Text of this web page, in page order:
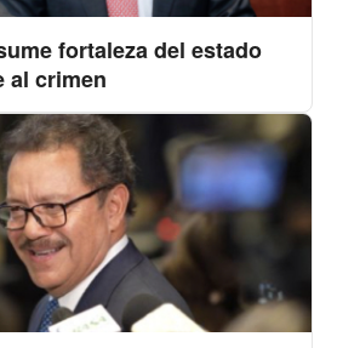
fortaleza del estado
al crimen